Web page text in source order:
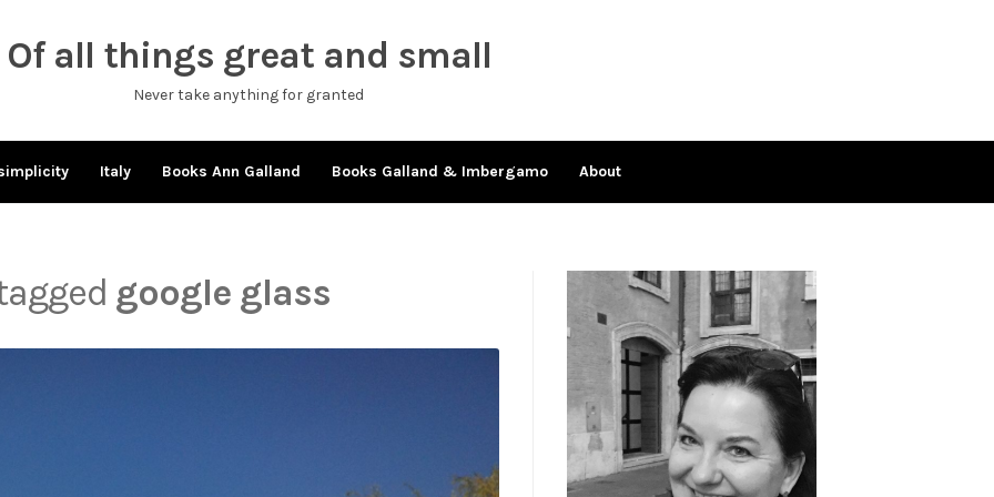
Of all things great and small
Never take anything for granted
Italy Books Ann Galland Books Galland & Imbergamo About
google glass